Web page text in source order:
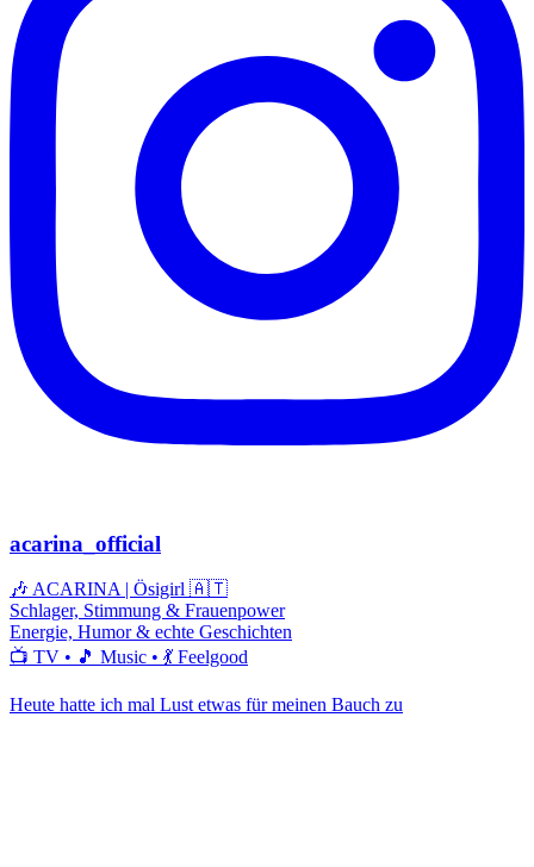
acarina_official
🎶 ACARINA | Ösigirl 🇦🇹
Schlager, Stimmung & Frauenpower
Energie, Humor & echte Geschichten
📺 TV • 🎵 Music • 💃 Feelgood
Heute hatte ich mal Lust etwas für meinen Bauch zu